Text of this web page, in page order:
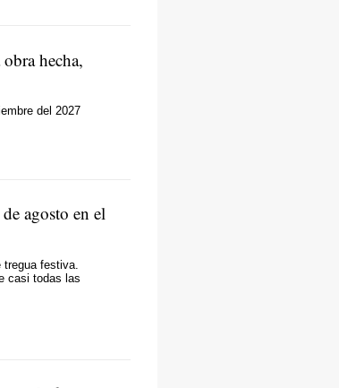
hecha,
del 2027
agosto en el
festiva.
casi todas las